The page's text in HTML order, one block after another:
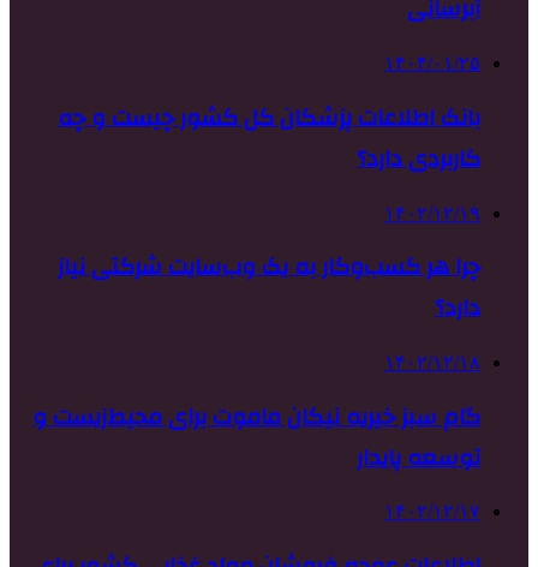
آبرسانی
۱۴۰۴/۰۱/۲۵
بانک اطلاعات پزشکان کل کشور چیست و چه
کاربردی دارد؟
۱۴۰۲/۱۲/۱۹
چرا هر کسب‌وکار به یک وب‌سایت شرکتی نیاز
دارد؟
۱۴۰۲/۱۲/۱۸
گام سبز خیریه نیکان ماموت برای محیط‌زیست و
توسعه پایدار
۱۴۰۲/۱۲/۱۷